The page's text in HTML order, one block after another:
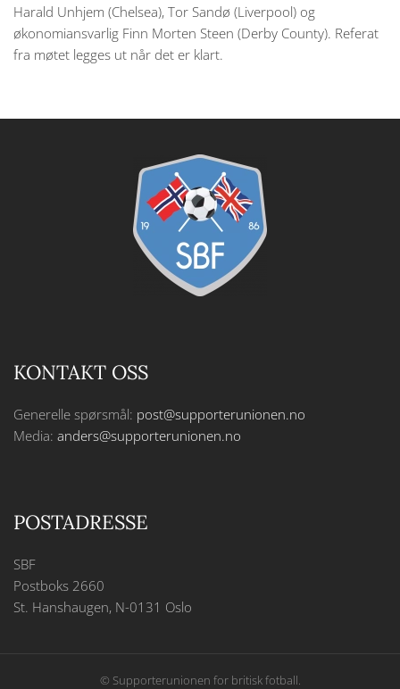
Harald Unhjem (Chelsea), Tor Sandø (Liverpool) og
økonomiansvarlig Finn Morten Steen (Derby County). Referat
fra møtet legges ut når det er klart.
KONTAKT OSS
Generelle spørsmål: post@supporterunionen.no
Media: anders@supporterunionen.no
POSTADRESSE
SBF
Postboks 2660
St. Hanshaugen, N-0131 Oslo
© Supporterunionen for britisk fotball.